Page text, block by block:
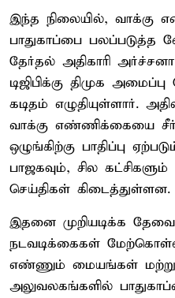
இந்த நிலையில், வாக்கு
பாதுகாப்பை
தேர்தல் அதிகாரி
டிஜிபிக்கு திமுக
கடிதம் எழுதியுள்ளார்.
வாக்கு எண்ணிக்கையை
ஒழுங்கிற்கு பாதிப்பு
பாஜகவும், சில கட்சிகளும்
செய்திகள் கிடைத்துள்ளன.
இதனை முறியடிக்க
நடவடிக்கைகள்
எண்ணும் மையங்கள்
அலுவலகங்களில்